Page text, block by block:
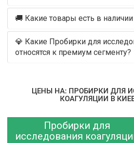
🚚 Какие товары есть в
💎 Какие Пробирки для
относятся к премиум сегменту?
ЦЕНЫ НА: ПРОБИРКИ ДЛЯ
КОАГУЛЯЦИИ В
Пробирки для
исследования